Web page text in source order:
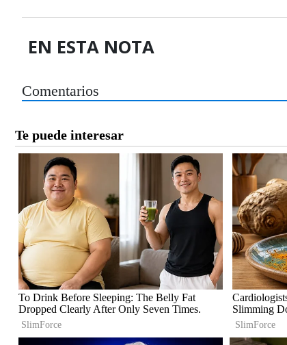
EN ESTA NOTA
Comentarios